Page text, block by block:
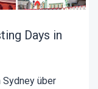
Days in
Sydney über